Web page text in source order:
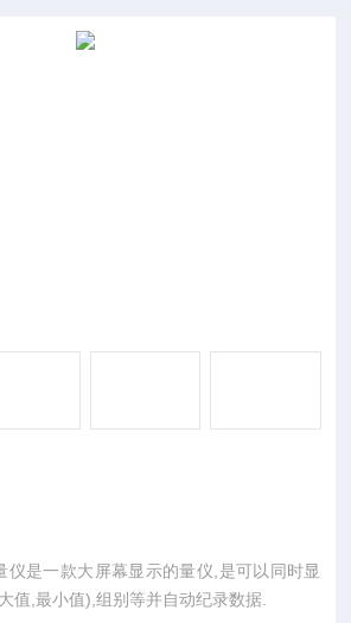
仪是一款大屏幕显示的量仪,是可以同时显
值,最小值),组别等并自动纪录数据.